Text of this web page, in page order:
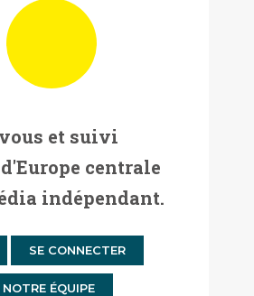
et suivi
centrale
indépendant.
SE CONNECTER
ÉQUIPE